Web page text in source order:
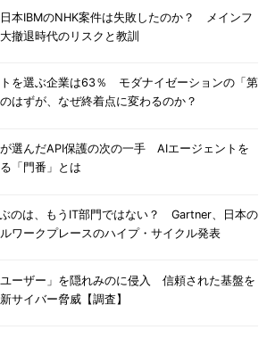
本IBMのNHK案件は失敗したのか？ メインフ
撤退時代のリスクと教訓
トを選ぶ企業は63％ モダナイゼーションの「第
はずが、なぜ終着点に変わるのか？
が選んだAPI保護の次の一手 AIエージェントを
「門番」とは
のは、もうIT部門ではない？ Gartner、日本の
ワークプレースのハイプ・サイクル発表
ユーザー」を隠れみのに侵入 信頼された基盤を
サイバー脅威【調査】